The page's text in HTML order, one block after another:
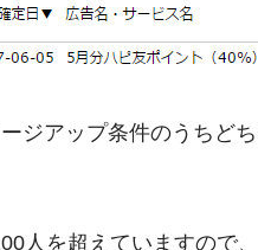
ジアップ条件のうちど
人を超えていますので、